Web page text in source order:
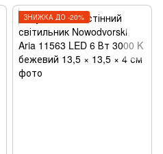
ЗНИЖКА ДО -20%